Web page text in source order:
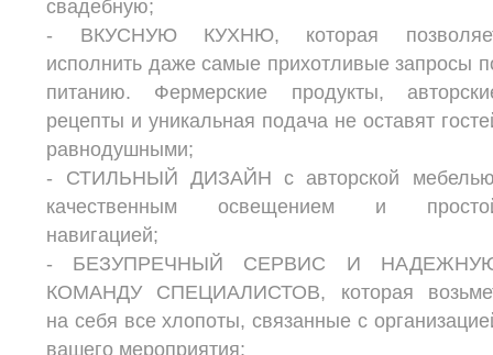
свадебную;
- ВКУСНУЮ КУХНЮ, которая
исполнить даже самые прихотливые запросы
питанию. Фермерские продукты,
рецепты и уникальная подача не оставят
равнодушными;
- СТИЛЬНЫЙ ДИЗАЙН с авторской
качественным освещением и
навигацией;
- БЕЗУПРЕЧНЫЙ СЕРВИС И
КОМАНДУ СПЕЦИАЛИСТОВ, которая
на себя все хлопоты, связанные с
вашего мероприятия;